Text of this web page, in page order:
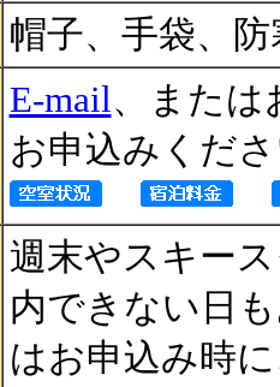
帽子、手袋、
E-mail、または
お申込みくだ
週末やスキー
内できない日
はお申込み時